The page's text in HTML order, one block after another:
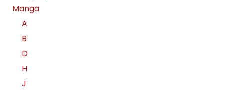
Manga
A
B
D
H
J